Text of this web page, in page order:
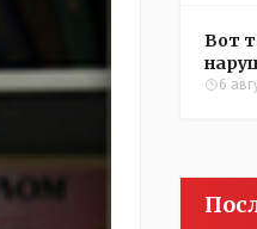
Вот
6